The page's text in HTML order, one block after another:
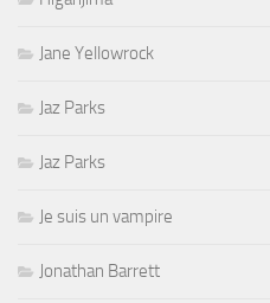
Jane Yellowrock
Jaz Parks
Jaz Parks
Je suis un vampire
Jonathan Barrett